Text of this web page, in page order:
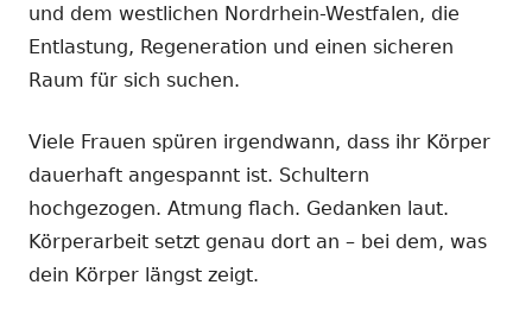
und dem westlichen Nordrhein-Westfalen, die
Entlastung, Regeneration und einen sicheren
Raum für sich suchen.
Viele Frauen spüren irgendwann, dass ihr Körper
dauerhaft angespannt ist. Schultern
hochgezogen. Atmung flach. Gedanken laut.
Körperarbeit setzt genau dort an – bei dem, was
dein Körper längst zeigt.